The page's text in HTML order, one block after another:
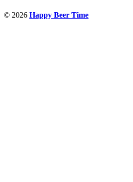
© 2026 Happy Beer Time